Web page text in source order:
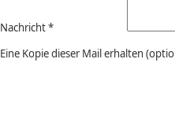
Nachricht*
Eine Kopie dieser Mail erhalten